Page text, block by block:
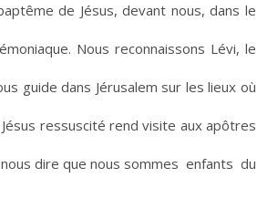
de Jésus, devant nous, dans le
Nous reconnaissons Lévi, le
guide dans Jérusalem sur les lieux où
ressuscité rend visite aux apôtres
dire que nous sommes enfants du